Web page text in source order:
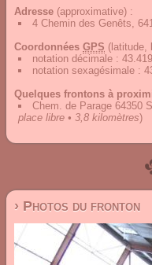
Adresse (approximative) :
4 Chemin des Genêts,
Coordonnées GPS (latitude,
notation décimale :
notation sexagésimale :
Quelques frontons à
Chem. de Parage 64350
place libre • 3,8 kilomètres)
› Photos du fronton